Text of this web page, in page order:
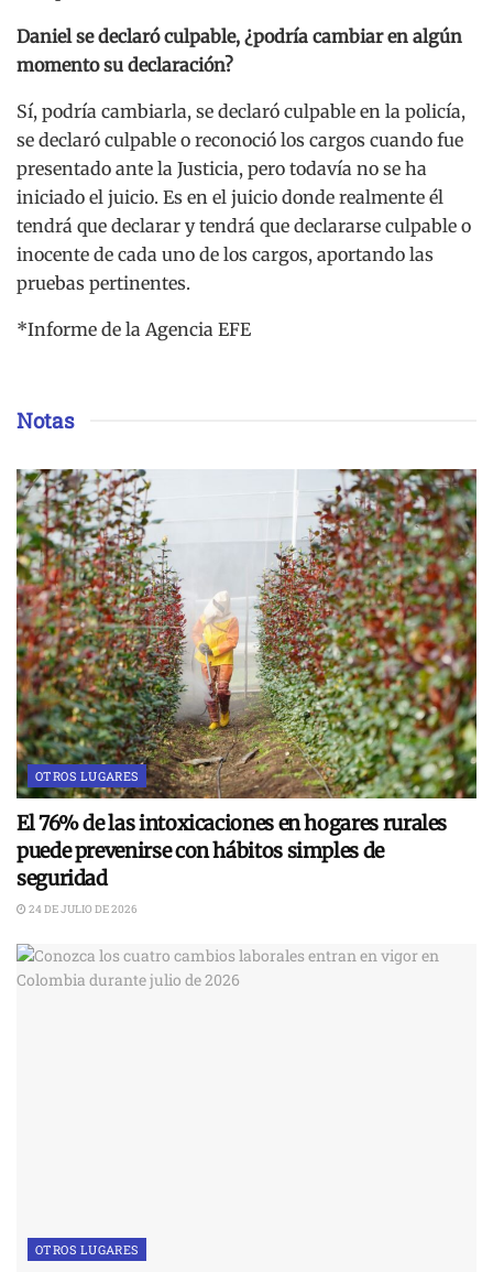
Daniel se declaró culpable, ¿podría cambiar en algún
momento su declaración?
Sí, podría cambiarla, se declaró culpable en la policía,
se declaró culpable o reconoció los cargos cuando fue
presentado ante la Justicia, pero todavía no se ha
iniciado el juicio. Es en el juicio donde realmente él
tendrá que declarar y tendrá que declararse culpable o
inocente de cada uno de los cargos, aportando las
pruebas pertinentes.
*Informe de la Agencia EFE
Notas
OTROS LUGARES
El 76% de las intoxicaciones en hogares rurales
puede prevenirse con hábitos simples de
seguridad
24 DE JULIO DE 2026
OTROS LUGARES